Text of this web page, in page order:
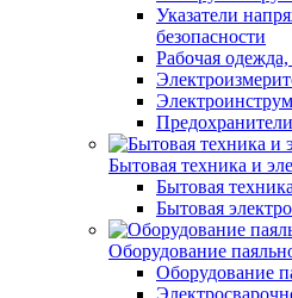
Указатели
безопасности
Рабочая
Предохранители
Бытовая техника и
Бытовая
Бытовая
Оборудование
Оборудование